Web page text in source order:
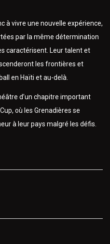
à vivre une nouvelle expérience,
par la même détermination
caractérisent. Leur talent et
les frontières et
en Haïti et au-delà.
d’un chapitre important
où les Grenadières se
à leur pays malgré les défis.